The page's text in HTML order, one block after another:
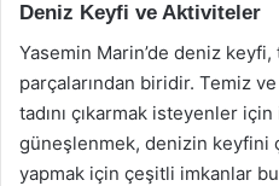
Deniz Keyfi ve Aktiviteler
Yasemin Marin’de deniz
parçalarından biridir. Temiz
tadını çıkarmak isteyenler
güneşlenmek, denizin keyfini
yapmak için çeşitli imkanlar